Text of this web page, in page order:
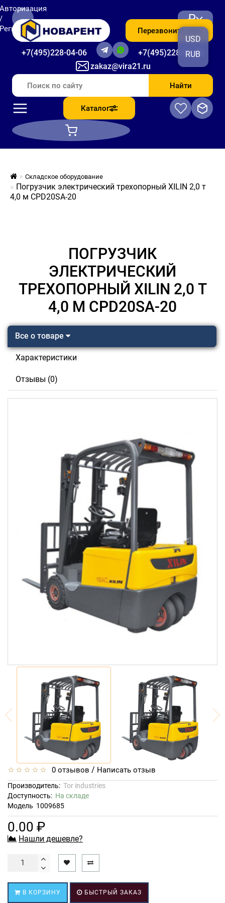
zakaz@vira21.ru
+7(495)228-04-06 +7(495)228-06-56
Перезвоните мне
₽
USD
RUB
Найти
Каталог
Складское оборудование
Погрузчик электрический трехопорный XILIN 2,0 т
4,0 м CPD20SA-20
ПОГРУЗЧИК
ЭЛЕКТРИЧЕСКИЙ
ТРЕХОПОРНЫЙ XILIN 2,0 Т
4,0 М CPD20SA-20
Все о товаре
Характеристики
Отзывы (0)
0 отзывов / Написать отзыв
Производитель: Tor industries
Доступность: На складе
Модель 1009685
0.00 ₽
Нашли дешевле?
В КОРЗИНУ БЫСТРЫЙ ЗАКАЗ